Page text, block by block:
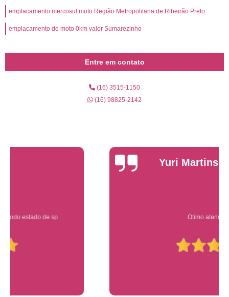
emplacamento mercosul moto Região Metropolitana de Ribeirão Preto
emplacamento de moto 0km valor Sumarezinho
Entre em contato
(16) 3515-1150
(16) 98825-2142
Yuri Martins